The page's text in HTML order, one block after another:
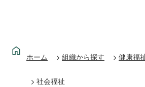
ホーム 組織から探す 健康福
社会福祉